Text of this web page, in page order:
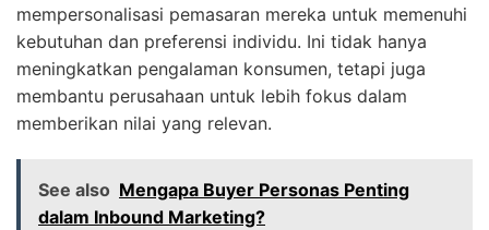
mempersonalisasi pemasaran mereka untuk memenuhi
kebutuhan dan preferensi individu. Ini tidak hanya
meningkatkan pengalaman konsumen, tetapi juga
membantu perusahaan untuk lebih fokus dalam
memberikan nilai yang relevan.
See also Mengapa Buyer Personas Penting
dalam Inbound Marketing?